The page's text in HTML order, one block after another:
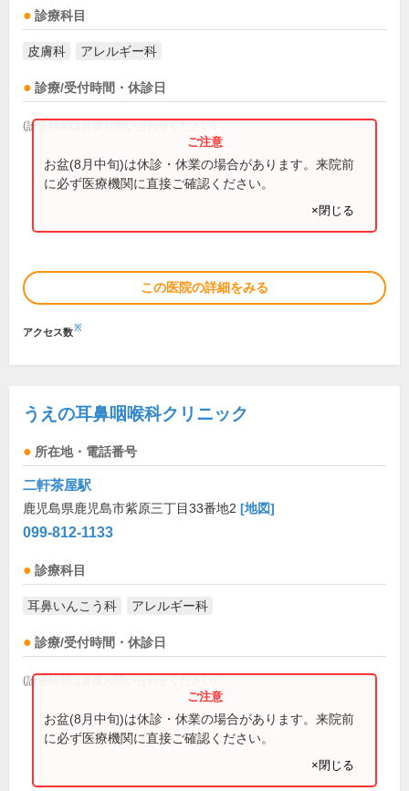
診療科目
皮膚科 アレルギー科
診療/受付時間・休診日
(診療時間は直接お問い合わせください)
お盆(8月中旬)は休診・休業の場合があります。来院前
に必ず医療機関に直接ご確認ください。
×閉じる
この医院の詳細をみる
アクセス数※
うえの耳鼻咽喉科クリニック
所在地・電話番号
二軒茶屋駅
鹿児島県鹿児島市紫原三丁目33番地2 [地図]
099-812-1133
診療科目
耳鼻いんこう科 アレルギー科
診療/受付時間・休診日
(診療時間は直接お問い合わせください)
お盆(8月中旬)は休診・休業の場合があります。来院前
に必ず医療機関に直接ご確認ください。
×閉じる